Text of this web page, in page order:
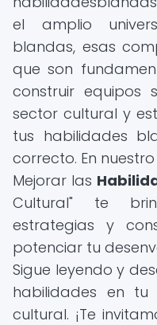
el amplio
blandas, esas
que son
construir equipos
sector cultural y
tus habilidades
correcto. En
Mejorar las
Cultural" te
estrategias y
potenciar tu
Sigue leyendo y
habilidades en
cultural. ¡Te